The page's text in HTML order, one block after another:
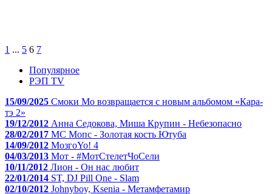
1 ... 5 6 7
Популярное
РЭП TV
15/09/2025 Смоки Мо возвращается с новым альбомом «Кара-
тэ 2»
19/12/2012 Анна Седокова, Миша Крупин - Небезопасно
28/02/2017 МС Мопс - Золотая кость Ютуба
14/09/2012 МозгоYo! 4
04/03/2013 Мот - #МотСтелетЧоСели
10/11/2012 Лион - Он нас любит
22/01/2014 ST, DJ Pill One - Slam
02/10/2012 Johnyboy, Ksenia - Метамфетамир